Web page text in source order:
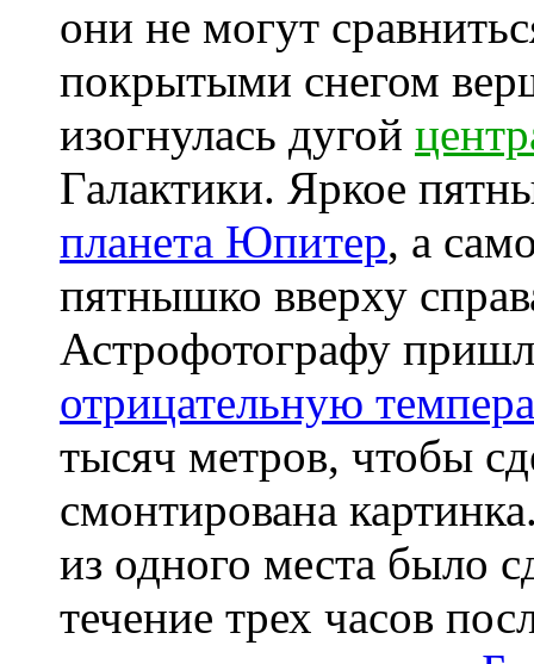
они не могут
покрытыми снегом
изогнулась дугой
Галактики. Яркое
планета Юпитер, а
пятнышко вверху
Астрофотографу
отрицательную
тысяч метров, чтобы
смонтирована
из одного места было
течение трех часов